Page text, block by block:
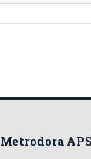
Metrodora APS